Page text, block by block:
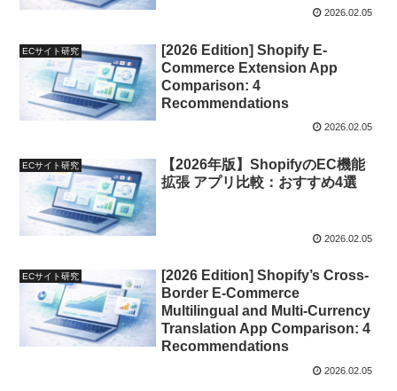
2026.02.05
ECサイト研究
[2026 Edition] Shopify E-
Commerce Extension App
Comparison: 4
Recommendations
2026.02.05
ECサイト研究
【2026年版】ShopifyのEC機能
拡張 アプリ比較：おすすめ4選
2026.02.05
ECサイト研究
[2026 Edition] Shopify’s Cross-
Border E-Commerce
Multilingual and Multi-Currency
Translation App Comparison: 4
Recommendations
2026.02.05